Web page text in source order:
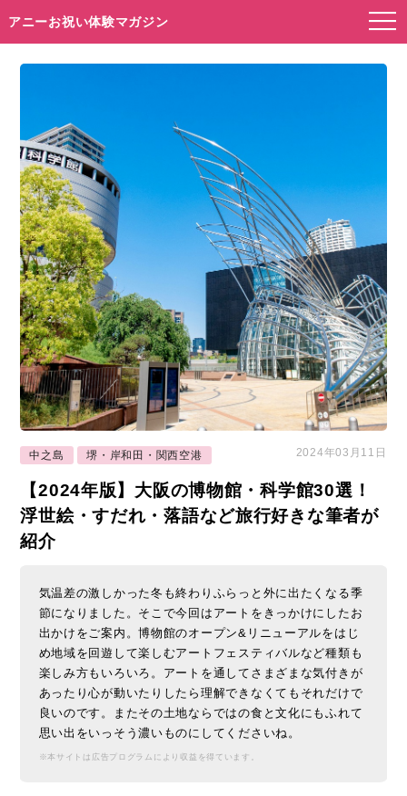
アニーお祝い体験マガジン
中之島 堺・岸和田・関西空港 2024年03月11日
【2024年版】大阪の博物館・科学館30選！
浮世絵・すだれ・落語など旅行好きな筆者が
紹介
気温差の激しかった冬も終わりふらっと外に出たくなる季
節になりました。そこで今回はアートをきっかけにしたお
出かけをご案内。博物館のオープン&リニューアルをはじ
め地域を回遊して楽しむアートフェスティバルなど種類も
楽しみ方もいろいろ。アートを通してさまざまな気付きが
あったり心が動いたりしたら理解できなくてもそれだけで
良いのです。またその土地ならではの食と文化にもふれて
思い出をいっそう濃いものにしてくださいね。
※本サイトは広告プログラムにより収益を得ています。